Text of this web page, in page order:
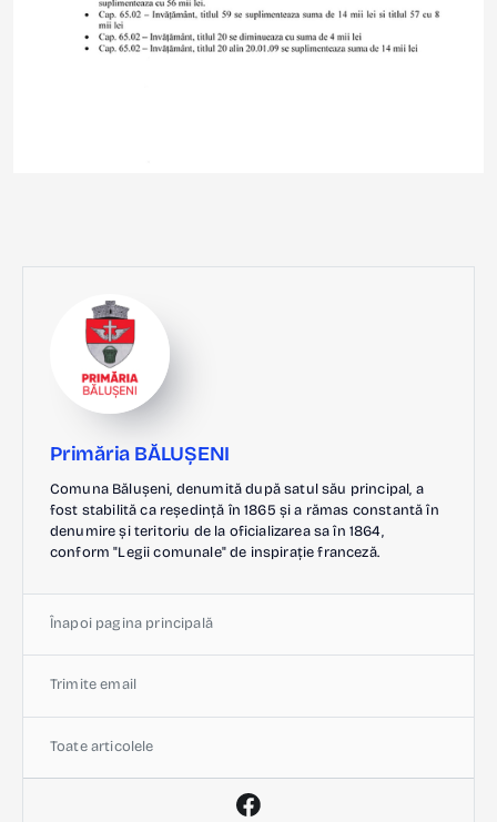
Primăria BĂLUȘENI
Comuna Bălușeni, denumită după satul său principal, a
fost stabilită ca reședință în 1865 și a rămas constantă în
denumire și teritoriu de la oficializarea sa în 1864,
conform "Legii comunale" de inspirație franceză.
Înapoi pagina principală
Trimite email
Toate articolele